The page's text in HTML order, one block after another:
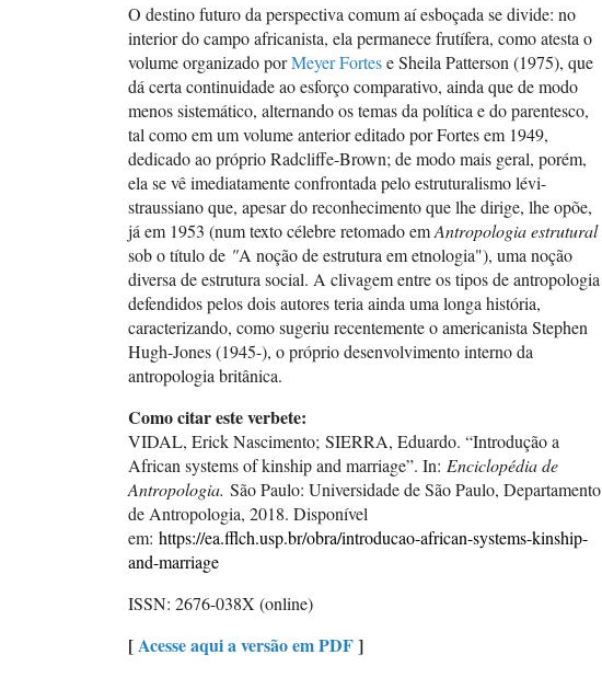
O destino futuro da perspectiva comum aí esboçada se divide: no
interior do campo africanista, ela permanece frutífera, como atesta o
volume organizado porMeyer Fortese Sheila Patterson (1975), que
dá certa continuidade ao esforço comparativo, ainda que de modo
menos sistemático, alternando os temas da política e do parentesco,
tal como em um volume anterior editado por Fortes em 1949,
dedicado ao próprio Radcliffe-Brown; de modo mais geral, porém,
ela se vê imediatamente confrontada pelo estruturalismo lévi-
straussiano que, apesar do reconhecimento que lhe dirige, lhe opõe,
já em 1953 (num texto célebre retomado emAntropologia estrutural
sob o título de "A noção de estrutura em etnologia"), uma noção
diversa de estrutura social. A clivagem entre os tipos de antropologia
defendidos pelos dois autores teria ainda uma longa história,
caracterizando, como sugeriu recentemente o americanista Stephen
Hugh-Jones (1945-), o próprio desenvolvimento interno da
antropologia britânica.
Como citar este verbete:
VIDAL, Erick Nascimento; SIERRA, Eduardo. “Introdução a
African systems of kinship and marriage”. In: Enciclopédia de
Antropologia. São Paulo: Universidade de São Paulo, Departamento
de Antropologia, 2018. Disponível
em: https://ea.fflch.usp.br/obra/introducao-african-systems-kinship-
and-marriage
ISSN: 2676-038X (online)
[Acesse aqui a versão em PDF]